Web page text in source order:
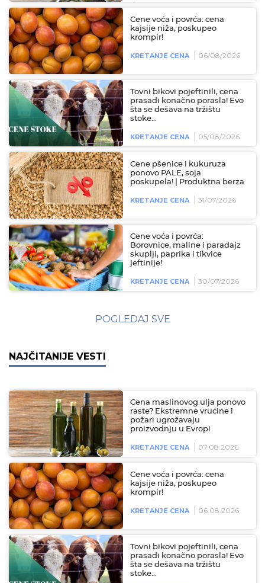
Cene voća i povrća: cena
kajsije niža, poskupeo
krompir!
KRETANJE CENA 06/08/2026
Tovni bikovi pojeftinili, cena
prasadi konačno porasla! Evo
šta se dešava na tržištu
stoke...
KRETANJE CENA 05/08/2026
Cene pšenice i kukuruza
ponovo PALE, soja
poskupela! | Produktna berza
KRETANJE CENA 31/07/2026
Cene voća i povrća:
Borovnice, maline i paradajz
skuplji, paprika i tikvice
jeftinije!
KRETANJE CENA 30/07/2026
POGLEDAJ SVE
NAJČITANIJE VESTI
Cena maslinovog ulja ponovo
raste? Ekstremne vrućine i
požari ugrožavaju
proizvodnju u Evropi
KRETANJE CENA 07.08.2026
Cene voća i povrća: cena
kajsije niža, poskupeo
krompir!
KRETANJE CENA 06.08.2026
Tovni bikovi pojeftinili, cena
prasadi konačno porasla! Evo
šta se dešava na tržištu
stoke…